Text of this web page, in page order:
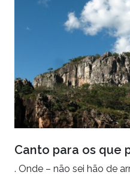
Canto para os que
. Onde – não sei hão de